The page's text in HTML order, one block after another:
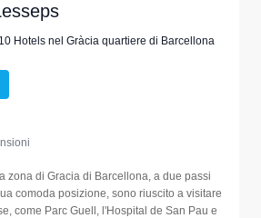
Hotels nel Gràcia quartiere di Barcellona
zona di Gracia di Barcellona, a due passi
comoda posizione, sono riuscito a visitare
come Parc Guell, l'Hospital de San Pau e